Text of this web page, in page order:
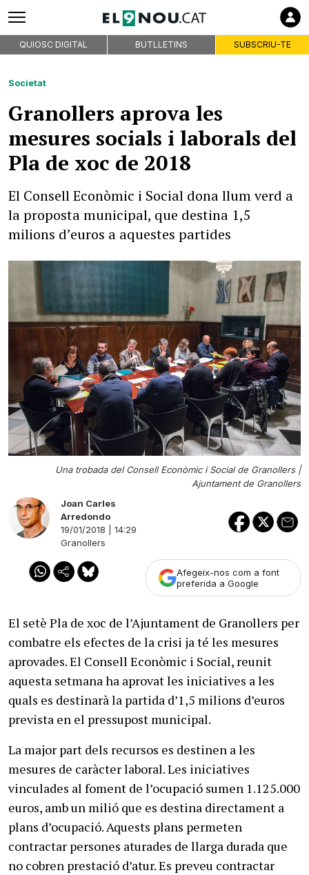
QUIOSC DIGITAL BUTLLETINS SUBSCRIU-TE
Societat
Granollers aprova les
mesures socials i laborals del
Pla de xoc de 2018
El Consell Econòmic i Social dona llum verd a
la proposta municipal, que destina 1,5
milions d’euros a aquestes partides
Una trobada del Consell Econòmic i Social de Granollers |
Ajuntament de Granollers
Joan Carles
Arredondo
19/01/2018 | 14:29
Granollers
Afegeix-nos com a font
preferida a Google
El setè Pla de xoc de l’Ajuntament de Granollers per
combatre els efectes de la crisi ja té les mesures
aprovades. El Consell Econòmic i Social, reunit
aquesta setmana ha aprovat les iniciatives a les
quals es destinarà la partida d’1,5 milions d’euros
prevista en el pressupost municipal.
La major part dels recursos es destinen a les
mesures de caràcter laboral. Les iniciatives
vinculades al foment de l’ocupació sumen 1.125.000
euros, amb un milió que es destina directament a
plans d’ocupació. Aquests plans permeten
contractar persones aturades de llarga durada que
no cobren prestació d’atur. Es preveu contractar